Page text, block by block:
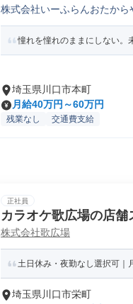
株式会社いーふらんおたか
憧れを憧れのままにしない。
埼玉県川口市本町
月給40万円～60万円
残業なし 交通費支給
正社員
カラオケ歌広場の店舗
株式会社歌広場
土日休み・夜勤なし選択可｜
埼玉県川口市栄町